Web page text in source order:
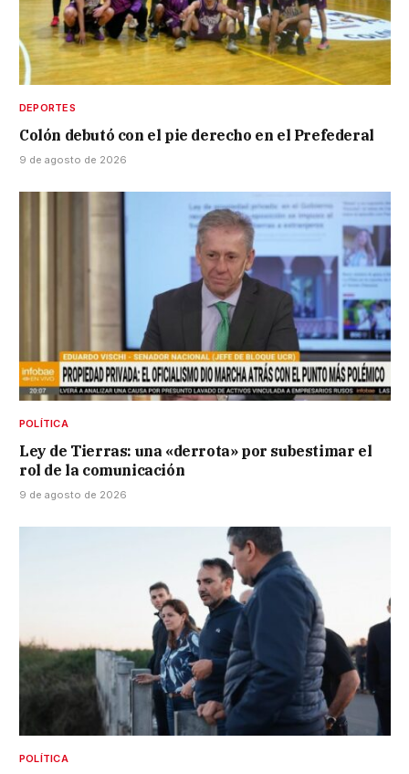
DEPORTES
Colón debutó con el pie derecho en el Prefederal
9 de agosto de 2026
POLÍTICA
Ley de Tierras: una «derrota» por subestimar el
rol de la comunicación
9 de agosto de 2026
POLÍTICA